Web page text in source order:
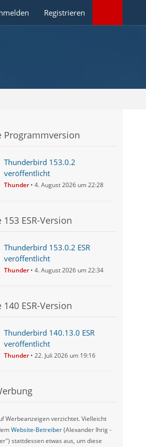
Registrieren
Programmversion
Thunderbird 153.0.2
veröffentlicht
Thunder 4. August 2026 um 22:28
ESR-Version
Thunderbird 153.0.2 ESR
veröffentlicht
Thunder 4. August 2026 um 22:34
ESR-Version
Thunderbird 140.13.0 ESR
veröffentlicht
Thunder 22. Juli 2026 um 19:16
Werbeanzeigen verzichtet. Vielleicht
Website-Betreiber(Alexander Ihrig -
stattdessen etwas aus, um diese